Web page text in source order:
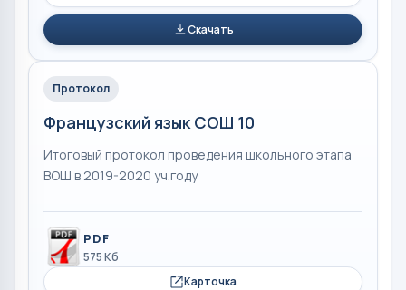
Скачать
Протокол
Французский язык СОШ 10
Итоговый протокол проведения школьного этапа
ВОШ в 2019-2020 уч.году
PDF
575 Кб
Карточка